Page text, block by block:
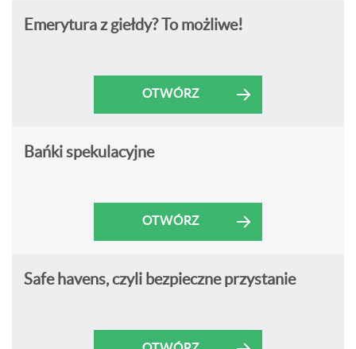
Emerytura z giełdy? To możliwe!
OTWÓRZ
Bańki spekulacyjne
OTWÓRZ
Safe havens, czyli bezpieczne przystanie